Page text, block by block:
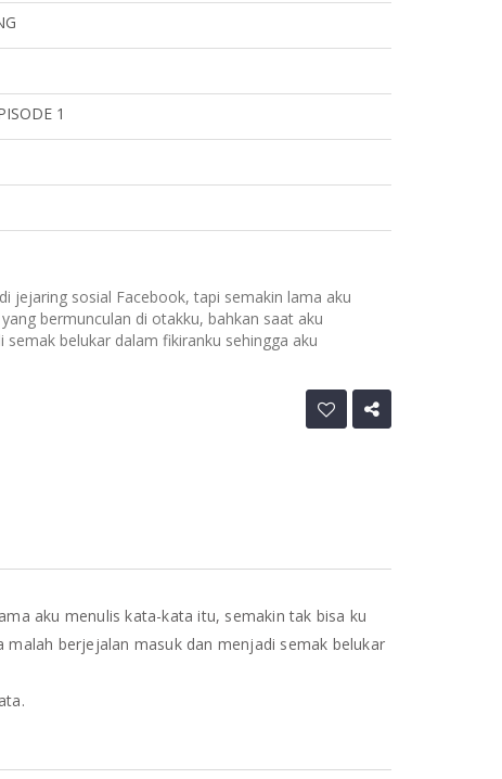
1
jejaring sosial Facebook, tapi semakin lama aku
bermunculan di otakku, bahkan saat aku
belukar dalam fikiranku sehingga aku
aku menulis kata-kata itu, semakin tak bisa ku
berjejalan masuk dan menjadi semak belukar